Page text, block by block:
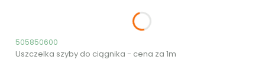
Kod produktu
505850600
Uszczelka szyby do ciągnika - cena za 1m